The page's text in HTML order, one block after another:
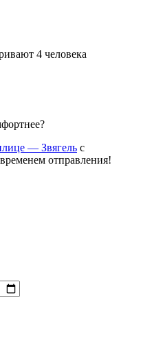
4 человека
— Звягель с
отправления!